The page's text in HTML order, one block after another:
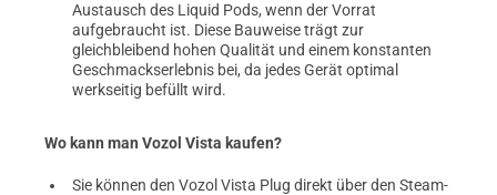
Austausch des Liquid Pods, wenn der Vorrat
aufgebraucht ist. Diese Bauweise trägt zur
gleichbleibend hohen Qualität und einem konstanten
Geschmackserlebnis bei, da jedes Gerät optimal
werkseitig befüllt wird.
Wo kann man Vozol Vista kaufen?
Sie können den Vozol Vista Plug direkt über den Steam-